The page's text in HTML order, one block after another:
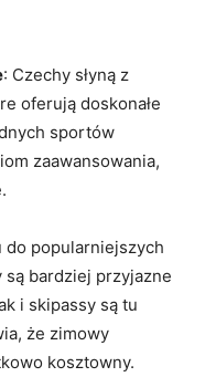
: Czechy słyną ⁢z
oferują doskonałe
⁢sportów
zaawansowania,
do popularniejszych
bardziej przyjazne
i skipassy są tu
że​ zimowy
kosztowny.